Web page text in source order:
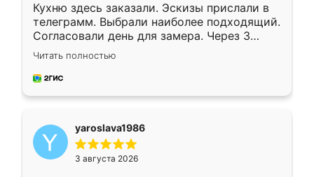
Кухню здесь заказали. Эскизы прислали в
телеграмм. Выбрали наиболее подходящий.
Согласовали день для замера. Через 3
недели кухня была уже готова. Остались
довольны работой. Спасибо Ренессанс
мебель за качественную работу!
Читать полностью
yaroslava1986
3 августа 2026